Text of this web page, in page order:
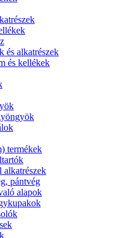
és alkatrészek
és kellékek
termékek
alkatrészek
pántvég
alapok